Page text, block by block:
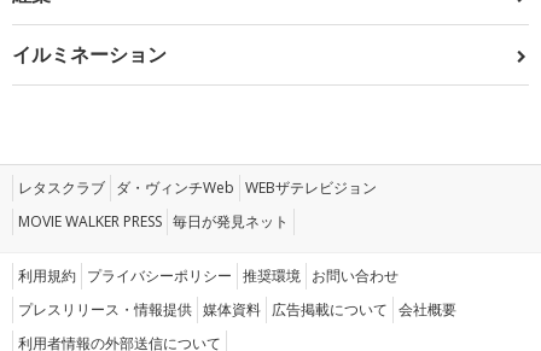
イルミネーション
レタスクラブ ダ・ヴィンチWeb WEBザテレビジョン
MOVIE WALKER PRESS 毎日が発見ネット
利用規約 プライバシーポリシー 推奨環境 お問い合わせ
プレスリリース・情報提供 媒体資料 広告掲載について 会社概要
利用者情報の外部送信について